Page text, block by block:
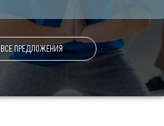
ВСЕ ПРЕДЛОЖЕНИЯ